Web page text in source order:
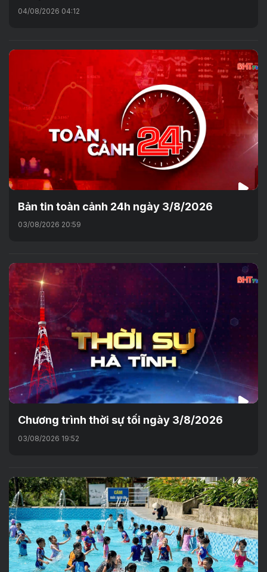
04/08/2026 04:12
Bản tin toàn cảnh 24h ngày 3/8/2026
03/08/2026 20:59
Chương trình thời sự tối ngày 3/8/2026
03/08/2026 19:52